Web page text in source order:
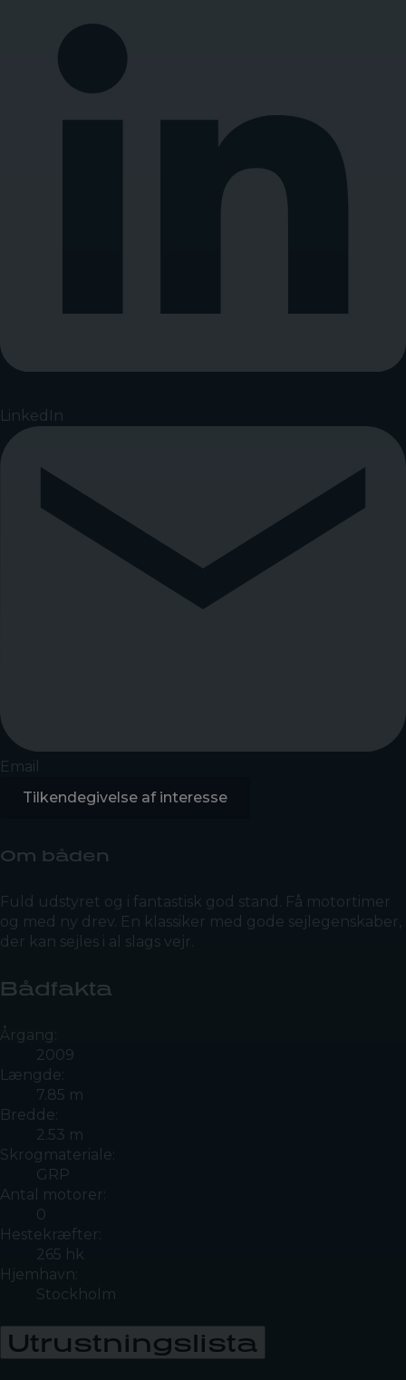
LinkedIn
Email
Tilkendegivelse af interesse
Om båden
Fuld udstyret og i fantastisk god stand. Få motortimer
og med ny drev. En klassiker med gode sejlegenskaber,
der kan sejles i al slags vejr.
Bådfakta
Årgang:
2009
Længde:
7.85 m
Bredde:
2.53 m
Skrogmateriale:
GRP
Antal motorer:
0
Hestekræfter:
265 hk
Hjemhavn:
Stockholm
Utrustningslista